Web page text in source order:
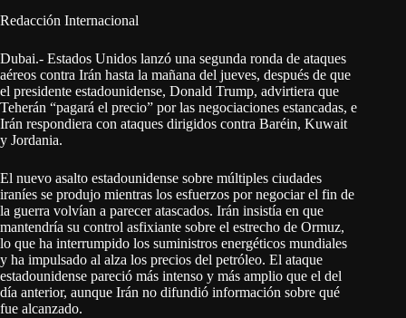
Redacción Internacional
Dubai.- Estados Unidos lanzó una segunda ronda de ataques
aéreos contra Irán hasta la mañana del jueves, después de que
el presidente estadounidense, Donald Trump, advirtiera que
Teherán “pagará el precio” por las negociaciones estancadas, e
Irán respondiera con ataques dirigidos contra Baréin, Kuwait
y Jordania.
El nuevo asalto estadounidense sobre múltiples ciudades
iraníes se produjo mientras los esfuerzos por negociar el fin de
la guerra volvían a parecer atascados. Irán insistía en que
mantendría su control asfixiante sobre el estrecho de Ormuz,
lo que ha interrumpido los suministros energéticos mundiales
y ha impulsado al alza los precios del petróleo. El ataque
estadounidense pareció más intenso y más amplio que el del
día anterior, aunque Irán no difundió información sobre qué
fue alcanzado.